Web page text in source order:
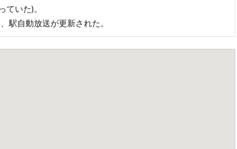
いた)。
駅自動放送が更新された。